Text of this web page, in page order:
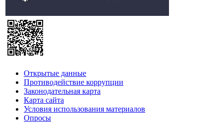
Открытые данные
Противодействие коррупции
Законодательная карта
Карта сайта
Условия использования материалов
Опросы